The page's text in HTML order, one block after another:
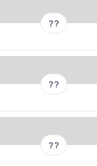
??
??
??